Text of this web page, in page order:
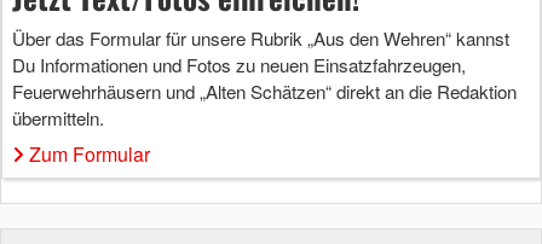
Über das Formular für unsere Rubrik „Aus den Wehren“ kannst
Du Informationen und Fotos zu neuen Einsatzfahrzeugen,
Feuerwehrhäusern und „Alten Schätzen“ direkt an die Redaktion
übermitteln.
Zum Formular